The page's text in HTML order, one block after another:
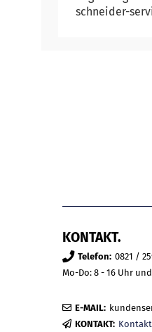
schneider-
KONTAKT.
Telefon: 0821 /
Mo-Do: 8 - 16 Uhr
E-MAIL:
KONTAKT: